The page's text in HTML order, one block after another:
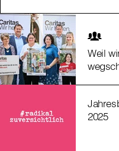
Weil
2025